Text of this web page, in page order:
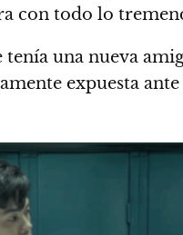
con todo lo
tenía una nueva
expuesta